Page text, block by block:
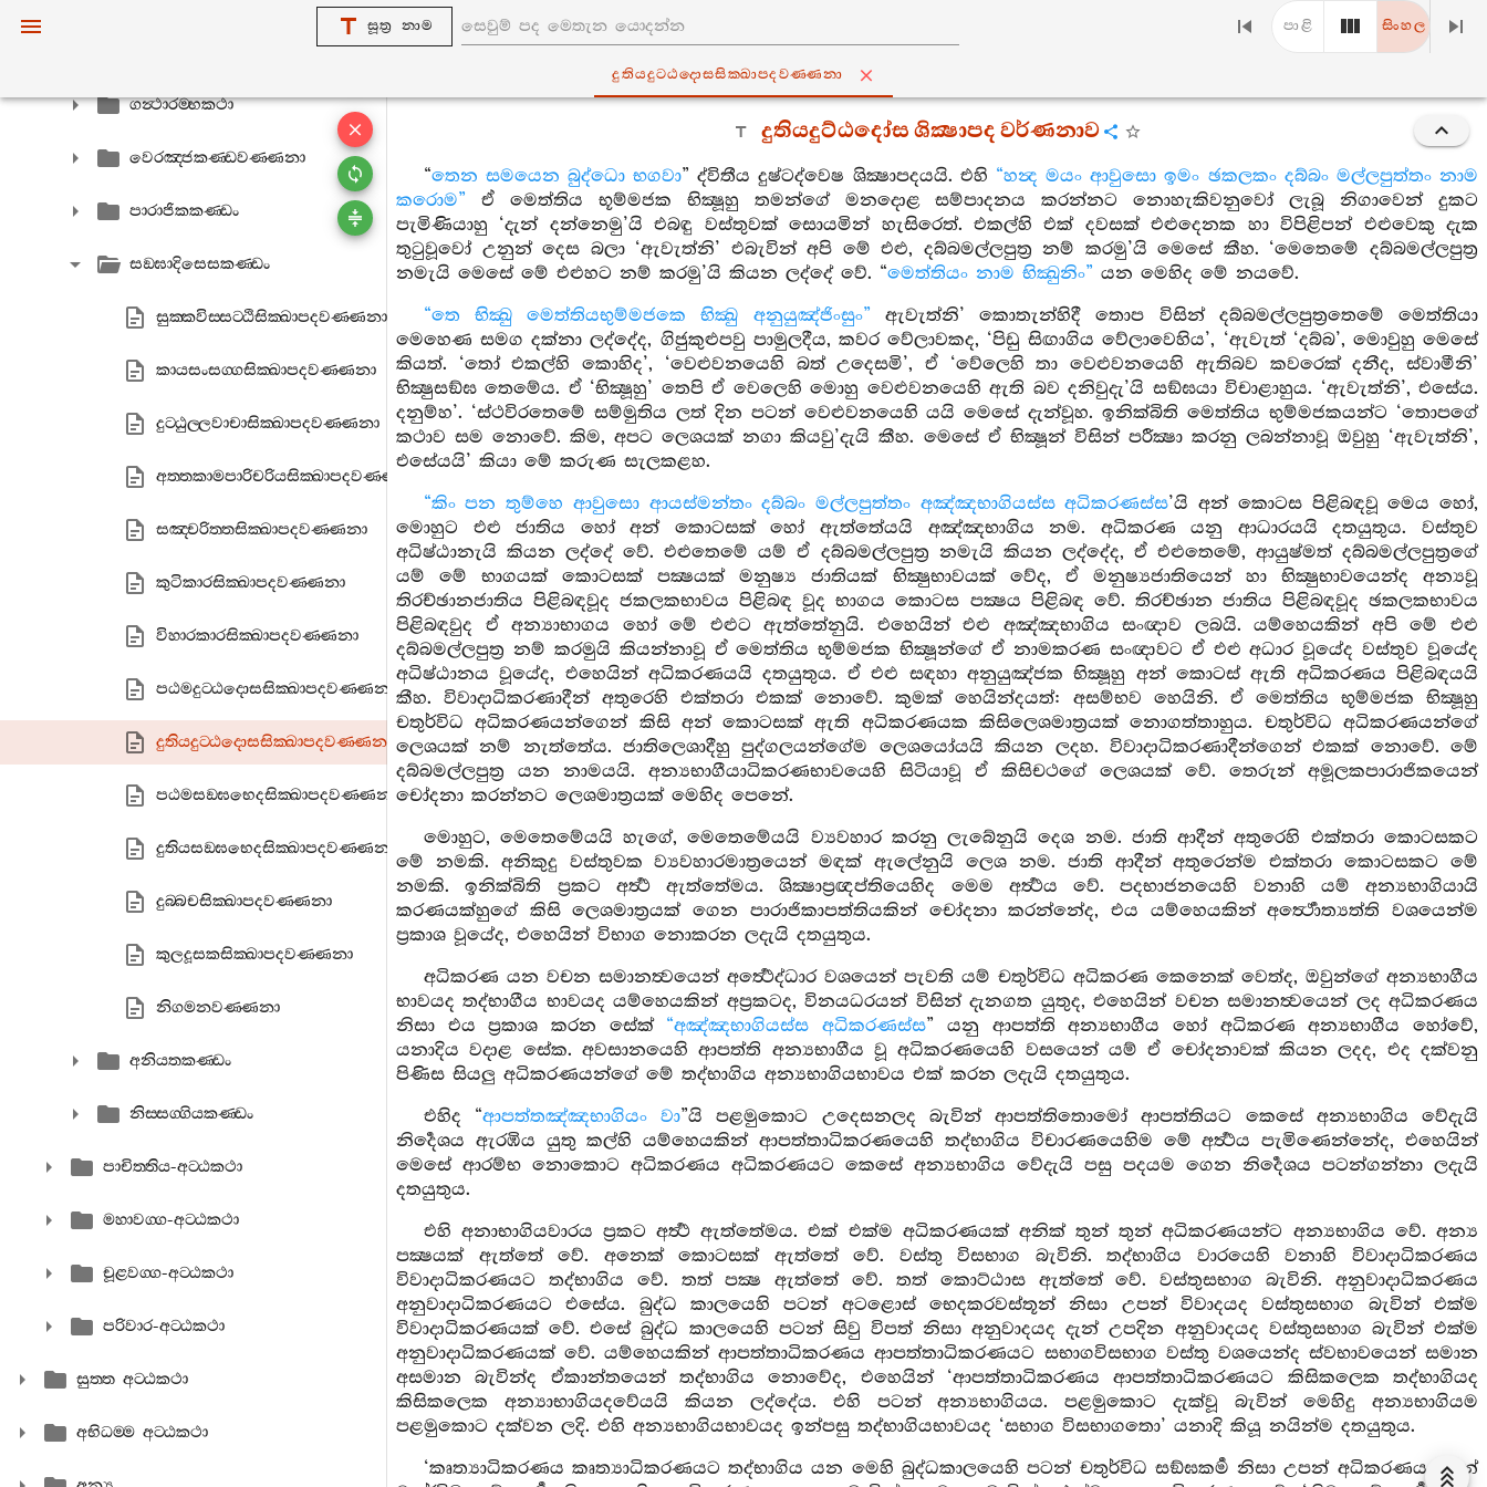
සූත්‍ර නාම පාළි සිංහල
දුතියදුට‍්ඨදොසසික‍්ඛාපදවණ‍්ණනා
ගන්‍ථාරම‍්භකථා
වෙරඤ‍්ජකණ‍්ඩවණ‍්ණනා
පාරාජිකකණ‍්ඩං
සඞ‍්ඝාදිසෙසකණ‍්ඩං
සුක‍්කවිස‍්සට‍්ඨිසික‍්ඛාපදවණ‍්ණනා
කායසංසග‍්ගසික‍්ඛාපදවණ‍්ණනා
දුට‍්ඨුල‍්ලවාචාසික‍්ඛාපදවණ‍්ණනා
අත‍්තකාමපාරිචරියසික‍්ඛාපදවණ‍්ණනා
සඤ‍්චරිත‍්තසික‍්ඛාපදවණ‍්ණනා
කුටිකාරසික‍්ඛාපදවණ‍්ණනා
විහාරකාරසික‍්ඛාපදවණ‍්ණනා
පඨමදුට‍්ඨදොසසික‍්ඛාපදවණ‍්ණනා
දුතියදුට‍්ඨදොසසික‍්ඛාපදවණ‍්ණනා
පඨමසඞ‍්ඝභෙදසික‍්ඛාපදවණ‍්ණනා
දුතියසඞ‍්ඝභෙදසික‍්ඛාපදවණ‍්ණනා
දුබ‍්බචසික‍්ඛාපදවණ‍්ණනා
කුලදූසකසික‍්ඛාපදවණ‍්ණනා
නිගමනවණ‍්ණනා
අනියතකණ‍්ඩං
නිස‍්සග‍්ගියකණ‍්ඩං
පාචිත‍්තිය-අට‍්ඨකථා
මහාවග‍්ග-අට‍්ඨකථා
චූළවග‍්ග-අට‍්ඨකථා
පරිවාර-අට‍්ඨකථා
සුත‍්ත අට‍්ඨකථා
අභිධම‍්ම අට‍්ඨකථා
දුතියදුට්ඨදෝස ශික්‍ෂාපද වර්ණනාව
“තෙන සමයෙන බුද්ධො භගවා” ද්විතීය දුෂ්ටද්වෙෂ ශික්‍ෂාපදයයි. එහි “හන්‍ද මයං ආවුසො ඉමං ඡකලකං දබ්බං මල්ලපුත්තං නාම
කරොම” ඒ මෙත්තිය භූම්මජක භික්‍ෂූහු තමන්ගේ මනදොළ සම්පාදනය කරන්නට නොහැකිවනුවෝ ලැබූ නිගාවෙන් දුකට
පැමිණියාහු ‘දැන් දන්නෙමු’යි එබඳු වස්තුවක් සොයමින් හැසිරෙත්. එකල්හි එක් දවසක් එළුදෙනක හා විපිළිපන් එළුවෙකු දැක
තුටුවූවෝ උනුන් දෙස බලා ‘ඇවැත්නි’ එබැවින් අපි මේ එළු, දබ්බමල්ලපුත්‍ර නම් කරමු’යි මෙසේ කීහ. ‘මෙතෙමේ දබ්බමල්ලපුත්‍ර
නමැයි මෙසේ මේ එළුහට නම් කරමු’යි කියන ලද්දේ වේ. “මෙත්තියං නාම භික්‍ඛුනිං” යන මෙහිද මේ නයවේ.
“තෙ භික්‍ඛු මෙත්තියභුම්මජකෙ භික්‍ඛු අනුයුඤ්ජිංසුං” ඇවැත්නි’ කොතැන්හිදී තොප විසින් දබ්බමල්ලපුත්‍රතෙමේ මෙත්තියා
මෙහෙණ සමග දක්නා ලද්දේද, ගිජුකුළුපවු පාමුලදීය, කවර වේලාවකද, ‘පිඩු සිඟාගිය වේලාවෙහිය’, ‘ඇවැත් ‘දබ්බ’, මොවුහු මෙසේ
කියත්. ‘තෝ එකල්හි කොහිද’, ‘වෙළුවනයෙහි බත් උදෙසමි’, ඒ ‘වේලෙහි තා වෙළුවනයෙහි ඇතිබව කවරෙක් දනීද, ස්වාමීනි’
භික්‍ෂුසඞ්ඝ තෙමේය. ඒ ‘භික්‍ෂූහු’ තෙපි ඒ වෙලෙහි මොහු වෙළුවනයෙහි ඇති බව දනිවුදැ’යි සඞ්ඝයා විචාළාහුය. ‘ඇවැත්නි’, එසේය.
දනුම්හ’. ‘ස්ථවිරතෙමේ සම්මුතිය ලත් දින පටන් වෙළුවනයෙහි යයි මෙසේ දැන්වූහ. ඉනික්බිති මෙත්තිය භුම්මජකයන්ට ‘තොපගේ
කථාව සම නොවේ. කිම, අපට ලෙශයක් නගා කියවු’දැයි කීහ. මෙසේ ඒ භික්‍ෂූන් විසින් පරීක්‍ෂා කරනු ලබන්නාවූ ඔවුහු ‘ඇවැත්නි’,
එසේයයි’ කියා මේ කරුණ සැලකළහ.
“කිං පන තුම්හෙ ආවුසො ආයස්මන්තං දබ්බං මල්ලපුත්තං අඤ්ඤභාගියස්ස අධිකරණස්ස’යි අන් කොටස පිළිබඳවූ මෙය හෝ,
මොහුට එළු ජාතිය හෝ අන් කොටසක් හෝ ඇත්තේයයි අඤ්ඤභාගිය නම. අධිකරණ යනු ආධාරයයි දතයුතුය. වස්තුව
අධිෂ්ඨානැයි කියන ලද්දේ වේ. එළුතෙමේ යම් ඒ දබ්බමල්ලපුත්‍ර නමැයි කියන ලද්දේද, ඒ එළුතෙමේ, ආයුෂ්මත් දබ්බමල්ලපුත්‍රගේ
යම් මේ භාගයක් කොටසක් පක්‍ෂයක් මනුෂ්‍ය ජාතියක් භික්‍ෂුභාවයක් වේද, ඒ මනුෂ්‍යජාතියෙන් හා භික්‍ෂුභාවයෙන්ද අන්‍යවූ
තිරච්ඡානජාතිය පිළිබඳවූද ජකලකභාවය පිළිබඳ වූද භාගය කොටස පක්‍ෂය පිළිබඳ වේ. තිරච්ඡාන ජාතිය පිළිබඳවූද ඡකලකභාවය
පිළිබඳවුද ඒ අන්‍යාභාගය හෝ මේ එළුට ඇත්තේනුයි. එහෙයින් එළු අඤ්ඤභාගිය සංඥාව ලබයි. යම්හෙයකින් අපි මේ එළු
දබ්බමල්ලපුත්‍ර නම් කරමුයි කියන්නාවූ ඒ මෙත්තිය භූම්මජක භික්‍ෂූන්ගේ ඒ නාමකරණ සංඥාවට ඒ එළු අධාර වූයේද වස්තුව වූයේද
අධිෂ්ඨානය වූයේද, එහෙයින් අධිකරණයයි දතයුතුය. ඒ එළු සඳහා අනුයුඤ්ජක භික්‍ෂූහු අන් කොටස් ඇති අධිකරණය පිළිබඳයයි
කීහ. විවාදාධිකරණාදීන් අතුරෙහි එක්තරා එකක් නොවේ. කුමක් හෙයින්දයත්: අසම්භව හෙයිනි. ඒ මෙත්තිය භූම්මජක භික්‍ෂූහු
චතුර්විධ අධිකරණයන්ගෙන් කිසි අන් කොටසක් ඇති අධිකරණයක කිසිලෙශමාත්‍රයක් නොගත්තාහුය. චතුර්විධ අධිකරණයන්ගේ
ලෙශයක් නම් නැත්තේය. ජාතිලෙශාදීහු පුද්ගලයන්ගේම ලෙශයෝයයි කියන ලදහ. විවාදාධිකරණාදීන්ගෙන් එකක් නොවේ. මේ
දබ්බමල්ලපුත්‍ර යන නාමයයි. අන්‍යභාගීයාධිකරණභාවයෙහි සිටියාවූ ඒ කිසිචථගේ ලෙශයක් වේ. තෙරුන් අමූලකපාරාජිකයෙන්
චෝදනා කරන්නට ලෙශමාත්‍රයක් මෙහිද පෙනේ.
මොහුට, මෙතෙමේයයි හැගේ, මෙතෙමේයයි ව්‍යවහාර කරනු ලැබේනුයි දෙශ නම. ජාති ආදීන් අතුරෙහි එක්තරා කොටසකට
මේ නමකි. අනිකුදු වස්තුවක ව්‍යවහාරමාත්‍රයෙන් මඳක් ඇලේනුයි ලෙශ නම. ජාති ආදීන් අතුරෙන්ම එක්තරා කොටසකට මේ
නමකි. ඉනික්බිති ප්‍රකට අර්‍ත්‍ථ ඇත්තේමය. ශික්‍ෂාප්‍රඥප්තියෙහිද මෙම අර්‍ත්‍ථය වේ. පදභාජනයෙහි වනාහි යම් අන්‍යභාගියායි
කරණයක්හුගේ කිසි ලෙශමාත්‍රයක් ගෙන පාරාජිකාපත්තියකින් චෝදනා කරන්නේද, එය යම්හෙයකින් අර්‍ත්‍ථොත්‍යත්ති වශයෙන්ම
ප්‍රකාශ වූයේද, එහෙයින් විභාග නොකරන ලදැයි දතයුතුය.
අධිකරණ යන වචන සමානත්‍වයෙන් අර්‍ත්‍ථෙද්ධාර වශයෙන් පැවති යම් චතුර්විධ අධිකරණ කෙනෙක් වෙත්ද, ඔවුන්ගේ අන්‍යභාගීය
භාවයද තද්භාගීය භාවයද යම්හෙයකින් අප්‍රකටද, විනයධරයන් විසින් දැනගත යුතුද, එහෙයින් වචන සමානත්‍වයෙන් ලද අධිකරණය
නිසා එය ප්‍රකාශ කරන සේක් “අඤ්ඤභාගියස්ස අධිකරණස්ස” යනු ආපත්ති අන්‍යභාගීය හෝ අධිකරණ අන්‍යභාගීය හෝවේ,
යනාදිය වදාළ සේක. අවසානයෙහි ආපත්ති අන්‍යභාගීය වූ අධිකරණයෙහි වසයෙන් යම් ඒ චෝදනාවක් කියන ලදද, එද දක්වනු
පිණිස සියලු අධිකරණයන්ගේ මේ තද්භාගිය අන්‍යභාගියභාවය එක් කරන ලදැයි දතයුතුය.
එහිද “ආපත්තඤ්ඤභාගියං වා”යි පළමුකොට උදෙසනලද බැවින් ආපත්තිතොමෝ ආපත්තියට කෙසේ අන්‍යභාගිය වේදැයි
නිර්‍දෙශය ඇරඹිය යුතු කල්හි යම්හෙයකින් ආපත්තාධිකරණයෙහි තද්භාගිය විචාරණයෙහිම මේ අර්‍ත්‍ථය පැමිණෙන්නේද, එහෙයින්
මෙසේ ආරම්භ නොකොට අධිකරණය අධිකරණයට කෙසේ අන්‍යභාගිය වේදැයි පසු පදයම ගෙන නිර්‍දෙශය පටන්ගන්නා ලදැයි
දතයුතුය.
එහි අනාභාගියවාරය ප්‍රකට අර්‍ත්‍ථ ඇත්තේමය. එක් එක්ම අධිකරණයක් අනික් තුන් තුන් අධිකරණයන්ට අන්‍යභාගිය වේ. අන්‍ය
පක්‍ෂයක් ඇත්තේ වේ. අනෙක් කොටසක් ඇත්තේ වේ. වස්තු විසභාග බැවිනි. තද්භාගිය වාරයෙහි වනාහි විවාදාධිකරණය
විවාදාධිකරණයට තද්භාගිය වේ. තත් පක්‍ෂ ඇත්තේ වේ. තත් කොට්ඨාස ඇත්තේ වේ. වස්තුසභාග බැවිනි. අනුවාදාධිකරණය
අනුවාදාධිකරණයට එසේය. බුද්ධ කාලයෙහි පටන් අටළොස් භෙදකරවස්තූන් නිසා උපන් විවාදයද වස්තුසභාග බැවින් එක්ම
විවාදාධිකරණයක් වේ. එසේ බුද්ධ කාලයෙහි පටන් සිවු විපත් නිසා අනුවාදයද දැන් උපදින අනුවාදයද වස්තුසභාග බැවින් එක්ම
අනුවාදාධිකරණයක් වේ. යම්හෙයකින් ආපත්තාධිකරණය ආපත්තාධිකරණයට සභාගවිසභාග වස්තු වශයෙන්ද ස්වභාවයෙන් සමාන
අසමාන බැවින්ද ඒකාන්තයෙන් තද්භාගිය නොවේද, එහෙයින් ‘ආපත්තාධිකරණය ආපත්තාධිකරණයට කිසිකලෙක තද්භාගියද
කිසිකලෙක අන්‍යාභාගියදවේයයි කියන ලද්දේය. එහි පටන් අන්‍යභාගියය. පළමුකොට දැක්වූ බැවින් මෙහිදු අන්‍යභාගියම
පළමුකොට දක්වන ලදි. එහි අන්‍යභාගියභාවයද ඉන්පසු තද්භාගියභාවයද ‘සභාග විසභාගතො’ යනාදි කියූ නයින්ම දතයුතුය.
‘කෘත්‍යාධිකරණය කෘත්‍යාධිකරණයට තද්භාගිය යන මෙහි බුද්ධකාලයෙහි පටන් චතුර්විධ සඞ්ඝකර්‍ම නිසා උපන් අධිකරණයද දැන්